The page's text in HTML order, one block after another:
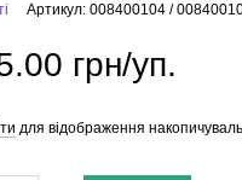
Артикул: 008400104 /
грн/уп.
для відображення